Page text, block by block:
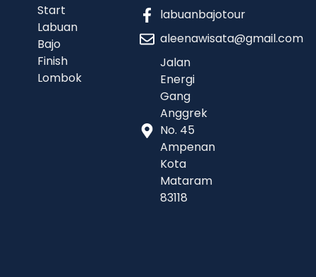
Start
Labuan
Bajo
Finish
Lombok
labuanbajotour
aleenawisata@gmail.com
Jalan
Energi
Gang
Anggrek
No. 45
Ampenan
Kota
Mataram
83118